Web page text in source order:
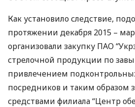
Как установило следствие,
протяжении декабря 2015 –
организовали закупку ПАО
стрелочной продукции по
привлечением
посредников и таким образом
средствами филиала “Центр